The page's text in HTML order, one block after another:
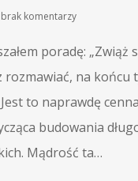
brak komentarzy
poradę: „Zwiąż
rozmawiać, na końcu
to naprawdę
budowania
Mądrość ta…